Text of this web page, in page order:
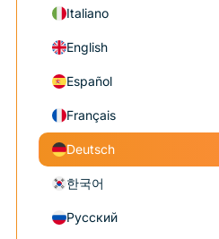
Italiano
English
Español
Français
Deutsch
한국어
Русский